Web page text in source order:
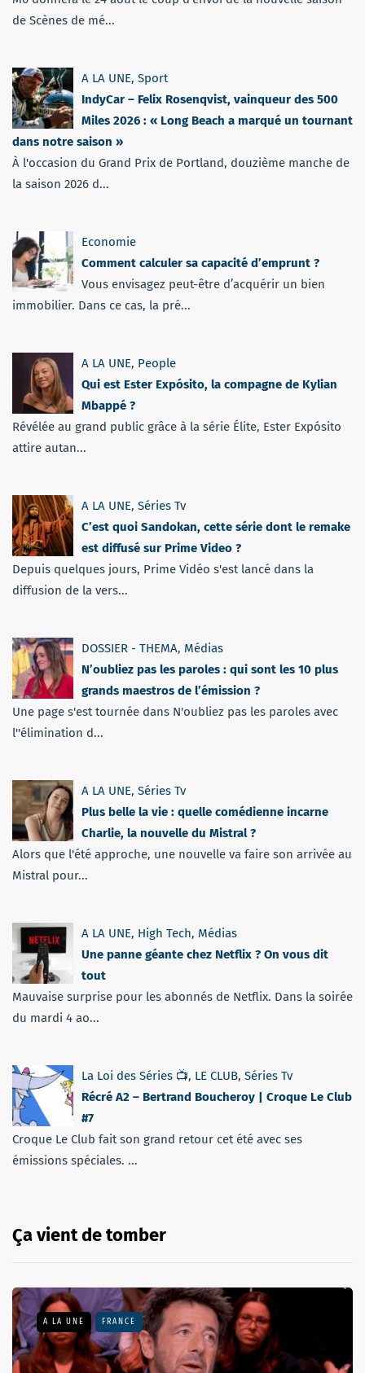
de Scènes de mé...
A LA UNE, Sport
IndyCar – Felix Rosenqvist, vainqueur des 500
Miles 2026 : « Long Beach a marqué un tournant
dans notre saison »
À l'occasion du Grand Prix de Portland, douzième manche de
la saison 2026 d...
Economie
Comment calculer sa capacité d’emprunt ?
Vous envisagez peut-être d’acquérir un bien
immobilier. Dans ce cas, la pré...
A LA UNE, People
Qui est Ester Expósito, la compagne de Kylian
Mbappé ?
Révélée au grand public grâce à la série Élite, Ester Expósito
attire autan...
A LA UNE, Séries Tv
C’est quoi Sandokan, cette série dont le remake
est diffusé sur Prime Video ?
Depuis quelques jours, Prime Vidéo s'est lancé dans la
diffusion de la vers...
DOSSIER - THEMA, Médias
N’oubliez pas les paroles : qui sont les 10 plus
grands maestros de l’émission ?
Une page s'est tournée dans N'oubliez pas les paroles avec
l''élimination d...
A LA UNE, Séries Tv
Plus belle la vie : quelle comédienne incarne
Charlie, la nouvelle du Mistral ?
Alors que l'été approche, une nouvelle va faire son arrivée au
Mistral pour...
A LA UNE, High Tech, Médias
Une panne géante chez Netflix ? On vous dit
tout
Mauvaise surprise pour les abonnés de Netflix. Dans la soirée
du mardi 4 ao...
La Loi des Séries 📺, LE CLUB, Séries Tv
Récré A2 – Bertrand Boucheroy | Croque Le Club
#7
Croque Le Club fait son grand retour cet été avec ses
émissions spéciales. ...
Ça vient de tomber
A LA UNE FRANCE